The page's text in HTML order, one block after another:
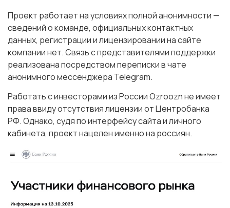
Проект работает на условиях полной анонимности —
сведений о команде, официальных контактных
данных, регистрации и лицензировании на сайте
компании нет. Связь с представителями поддержки
реализована посредством переписки в чате
анонимного мессенджера Telegram.
Работать с инвесторами из России Ozroozn не имеет
права ввиду отсутствия лицензии от Центробанка
РФ. Однако, судя по интерфейсу сайта и личного
кабинета, проект нацелен именно на россиян.